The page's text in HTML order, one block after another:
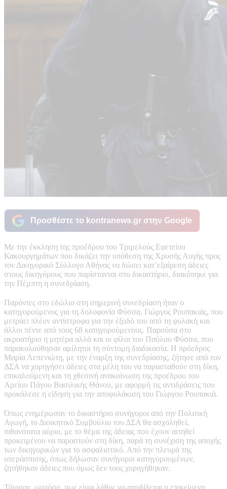
Προσθέστε το kontranews.gr στην Google
Με την έκκληση της προέδρου του Τριμελούς Εφετείου
Κακουργημάτων που δικάζει την υπόθεση της Χρυσής Αυγής προς
τον Δικηγορικό Σύλλογο Αθήνας να δώσει κατ’εξαίρεση άδειες
στους δικηγόρους που παρίστανται στο δικαστήριο, διακόπηκε για
την Πέμπτη η συνεδρίαση.
Παρόντες στο εδώλιο στη σημερινή συνεδρίαση ήταν ο
κατηγορούμενος για τη δολοφονία Φύσσα, Γιώργος Ρουπακιάς, που
μετράει πλέον αντίστροφα για την έξοδό του από τη φυλακή και
άλλοι πέντε από τους 68 κατηγορούμενους. Παρούσα στο
ακροατήριο η μητέρα αλλά και οι φίλοι του Παύλου Φύσσα, που
παρακολούθησαν αμίλητοι τη σύντομη διαδικασία. Η πρόεδρος
Μαρία Λεπενιώτη, με την έναρξη της συνεδρίασης, ζήτησε από τον
ΔΣΑ να χορηγήσει άδειες στα μέλη του να παρασταθούν στη δίκη,
επικαλούμενη και τη χθεσινή ανακοίνωση της προέδρου του
Αρείου Πάγου Βασιλικής Θάνου, με αφορμή τις αντιδράσεις που
προκάλεσε η είδηση για την αποφυλάκιση του Γιώργου Ρουπακιά.
Όπως ενημέρωσαν το δικαστήριο συνήγοροι από την Πολιτική
Αγωγή, το Διοικητικό Συμβούλιο του ΔΣΑ θα ασχοληθεί,
πιθανότατα αύριο, με το θέμα της άδειας που έχουν αιτηθεί
προκειμένου να παραστούν στη δίκη, παρά τη συνέχιση της αποχής
των δικηγορικών για το ασφαλιστικό. Από την πλευρά της
υπεράσπισης, όπως δήλωσαν συνήγοροι κατηγορουμένων,
ζητήθηκαν άδειες που όμως δεν τους χορηγήθηκαν.
Τόνισαν, ωστόσο, πως είναι λάθος να αποδίδεται η επικείμενη